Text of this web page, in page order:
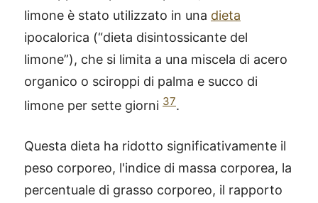
limone è stato utilizzato in una dieta
ipocalorica (“dieta disintossicante del
limone”), che si limita a una miscela di acero
organico o sciroppi di palma e succo di
limone per sette giorni 37.
Questa dieta ha ridotto significativamente il
peso corporeo, l'indice di massa corporea, la
percentuale di grasso corporeo, il rapporto